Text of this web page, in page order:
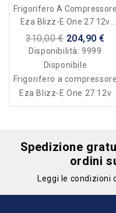
Frigorifero A Compressore
Eza Blizz-E One 27 12v
(220v Opzionale)
310,00 € 204,90 €
Disponibilità:9999
Disponibile
Frigorifero a compressore
Eza Blizz-E One 27 12v
Spedizione
ordini
Leggi le condizioni